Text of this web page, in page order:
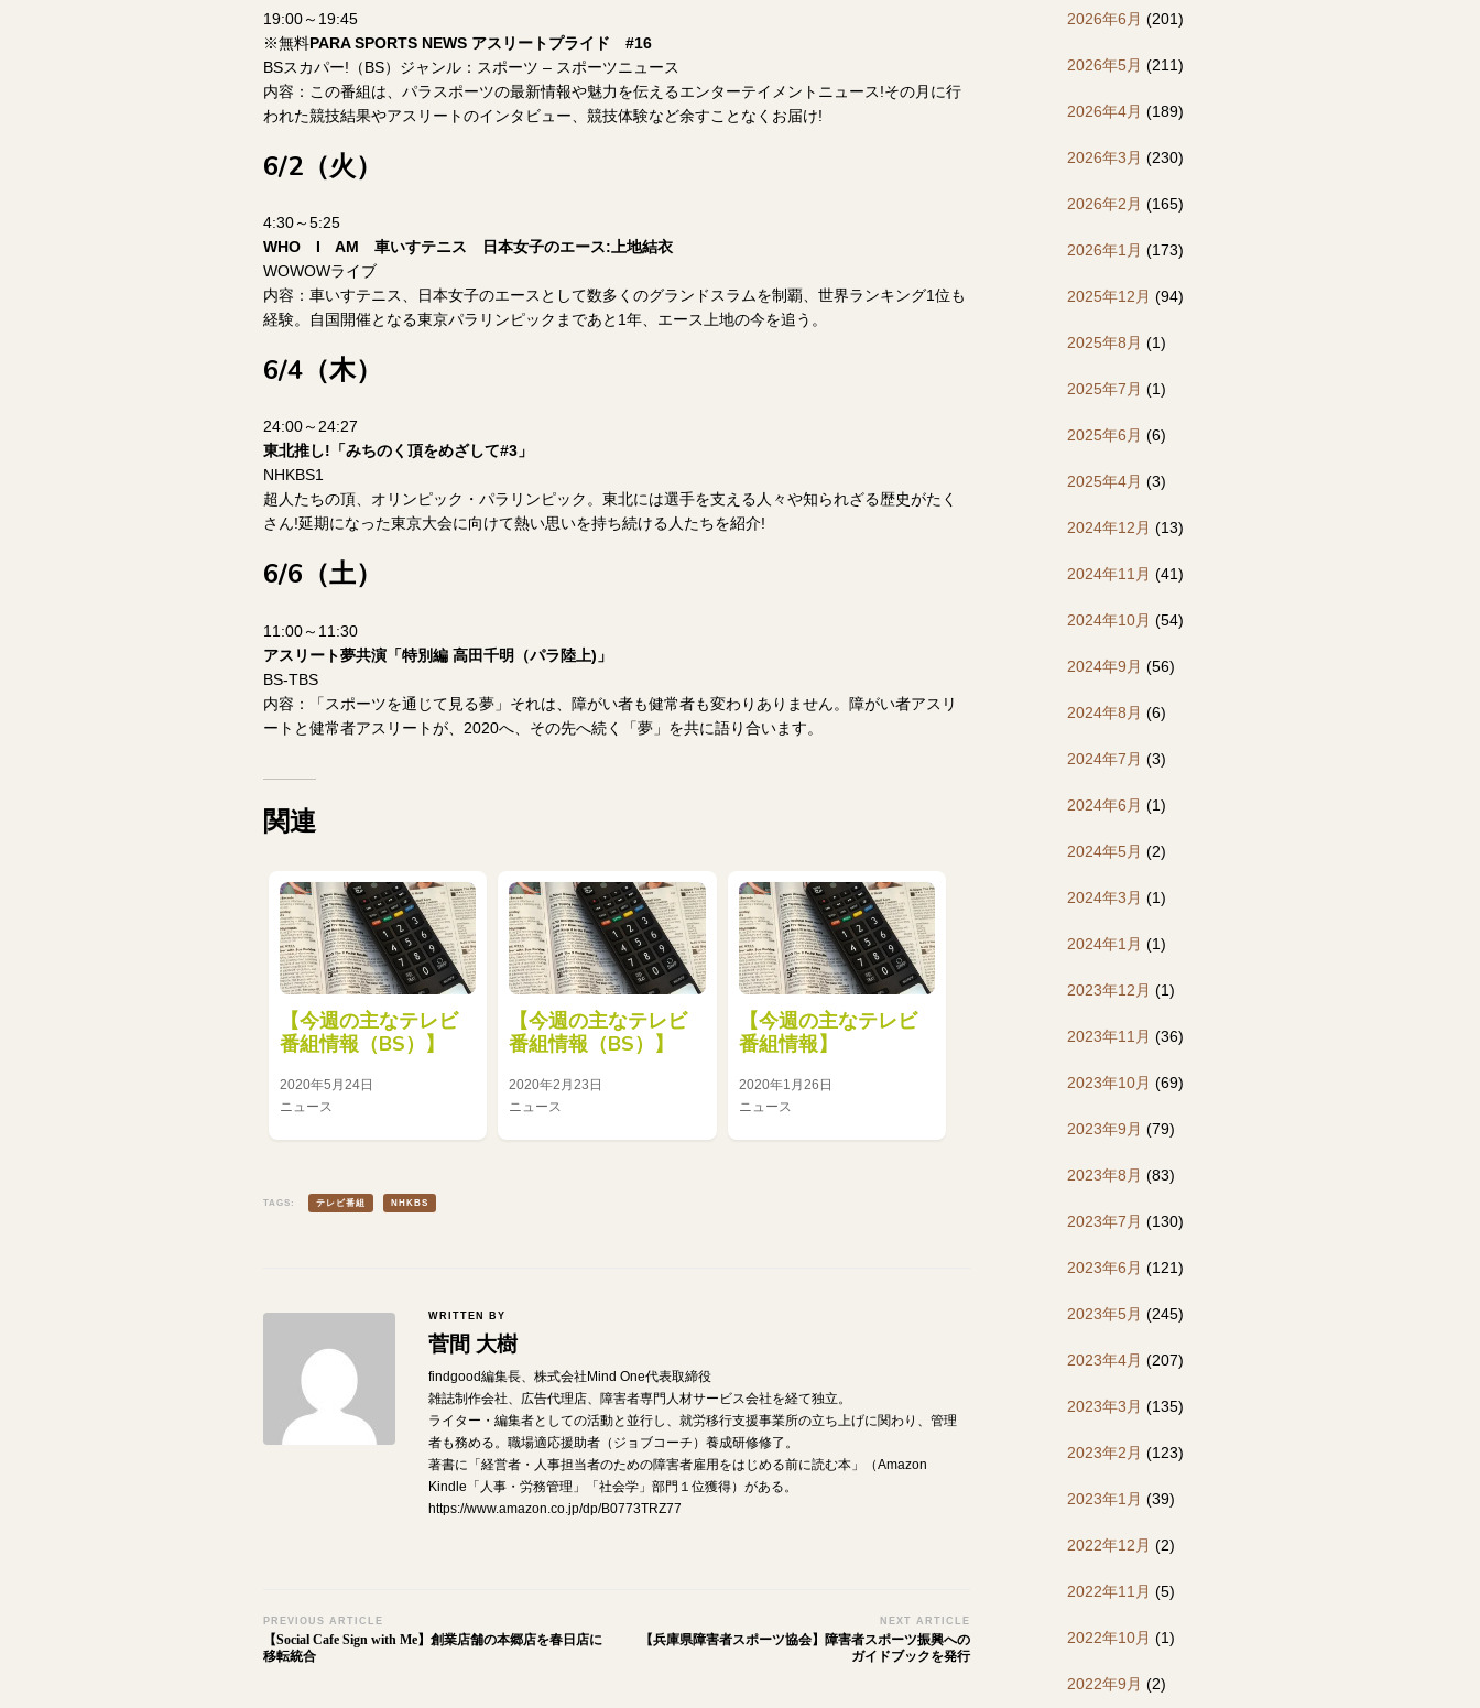
19:00～19:45
※無料PARA SPORTS NEWS アスリートプライド #16
BSスカパー!（BS）ジャンル：スポーツ – スポーツニュース
内容：この番組は、パラスポーツの最新情報や魅力を伝えるエンターテイメントニュース!その月に行
われた競技結果やアスリートのインタビュー、競技体験など余すことなくお届け!
6/2（火）
4:30～5:25
WHO I AM 車いすテニス 日本女子のエース:上地結衣
WOWOWライブ
内容：車いすテニス、日本女子のエースとして数多くのグランドスラムを制覇、世界ランキング1位も
経験。自国開催となる東京パラリンピックまであと1年、エース上地の今を追う。
6/4（木）
24:00～24:27
東北推し!「みちのく頂をめざして#3」
NHKBS1
超人たちの頂、オリンピック・パラリンピック。東北には選手を支える人々や知られざる歴史がたく
さん!延期になった東京大会に向けて熱い思いを持ち続ける人たちを紹介!
6/6（土）
11:00～11:30
アスリート夢共演「特別編 高田千明（パラ陸上)」
BS-TBS
内容：「スポーツを通じて見る夢」それは、障がい者も健常者も変わりありません。障がい者アスリ
ートと健常者アスリートが、2020へ、その先へ続く「夢」を共に語り合います。
関連
【今週の主なテレビ
番組情報（BS）】
2020年5月24日
ニュース
【今週の主なテレビ
番組情報（BS）】
2020年2月23日
ニュース
【今週の主なテレビ
番組情報】
2020年1月26日
ニュース
TAGS: テレビ番組 NHKBS
WRITTEN BY
菅間 大樹
findgood編集長、株式会社Mind One代表取締役
雑誌制作会社、広告代理店、障害者専門人材サービス会社を経て独立。
ライター・編集者としての活動と並行し、就労移行支援事業所の立ち上げに関わり、管理
者も務める。職場適応援助者（ジョブコーチ）養成研修修了。
著書に「経営者・人事担当者のための障害者雇用をはじめる前に読む本」（Amazon
Kindle「人事・労務管理」「社会学」部門１位獲得）がある。
https://www.amazon.co.jp/dp/B0773TRZ77
Post
Navigation
PREVIOUS ARTICLE
【Social Cafe Sign with Me】創業店舗の本郷店を春日店に
移転統合
NEXT ARTICLE
【兵庫県障害者スポーツ協会】障害者スポーツ振興への
ガイドブックを発行
2026年6月 (201)
2026年5月 (211)
2026年4月 (189)
2026年3月 (230)
2026年2月 (165)
2026年1月 (173)
2025年12月 (94)
2025年8月 (1)
2025年7月 (1)
2025年6月 (6)
2025年4月 (3)
2024年12月 (13)
2024年11月 (41)
2024年10月 (54)
2024年9月 (56)
2024年8月 (6)
2024年7月 (3)
2024年6月 (1)
2024年5月 (2)
2024年3月 (1)
2024年1月 (1)
2023年12月 (1)
2023年11月 (36)
2023年10月 (69)
2023年9月 (79)
2023年8月 (83)
2023年7月 (130)
2023年6月 (121)
2023年5月 (245)
2023年4月 (207)
2023年3月 (135)
2023年2月 (123)
2023年1月 (39)
2022年12月 (2)
2022年11月 (5)
2022年10月 (1)
2022年9月 (2)